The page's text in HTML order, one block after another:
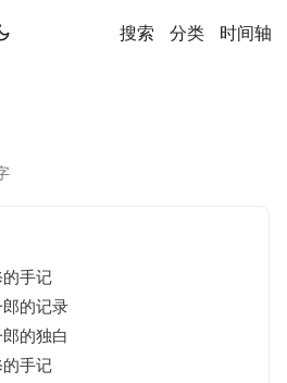
搜索 分类 时间轴
手记
的记录
的独白
手记